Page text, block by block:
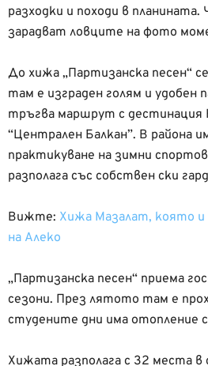
разходки и походи в
зарадват ловците на фото
До хижа „Партизанска песен“
там е изграден голям и удобен
тръгва маршрут с дестинация
“Централен Балкан”. В района
практикуване на зимни
разполага със собствен ски
Вижте: Хижа Мазалат, която и
на Алеко
„Партизанска песен“ приема
сезони. През лятото там е
студените дни има отопление
Хижата разполага с 32 места в